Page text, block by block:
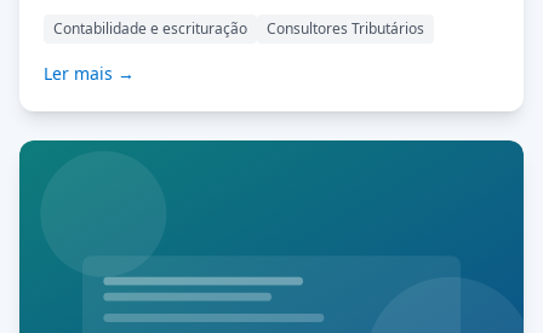
rapidamente e, para muitos contadores, manter a
teste está em gerenciar todas as etapas — desde a
coleta de dados do cliente […] Leia mais…
Contabilidade e escrituração Consultores Tributários
Ler mais →